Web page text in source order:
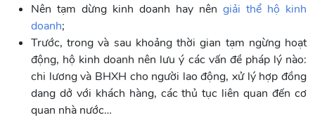
Nên tạm dừng kinh doanh hay nên giải thể hộ kinh
doanh;
Trước, trong và sau khoảng thời gian tạm ngừng hoạt
động, hộ kinh doanh nên lưu ý các vấn đề pháp lý nào:
chi lương và BHXH cho người lao động, xử lý hợp đồng
dang dở với khách hàng, các thủ tục liên quan đến cơ
quan nhà nước…